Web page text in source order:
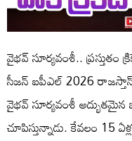
వైభవ్ సూర్యవంశీ..
సీజన్ ఐపీఎల్ 2026
వైభ‌వ్ సూర్య‌వంశీ అద్భుతమైన
చూపిస్తున్నాడు. కేవలం 15